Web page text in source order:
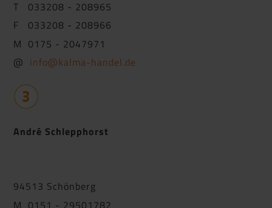
T 033208 - 208965
F 033208 - 208966
M 0175 - 2047971
@ info@kalma-handel.de
André Schlepphorst
94513 Schönberg
M 0151 - 29501782